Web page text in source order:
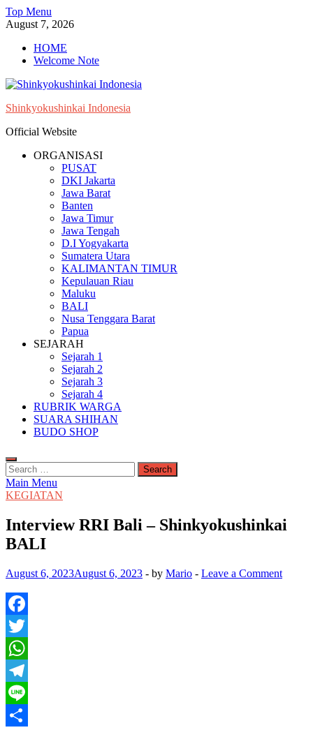
Skip
to
Top Menu
August 7, 2026
HOME
Welcome Note
Shinkyokushinkai Indonesia
Official Website
ORGANISASI
PUSAT
DKI Jakarta
Jawa Barat
Banten
Jawa Timur
Jawa Tengah
D.I Yogyakarta
Sumatera Utara
KALIMANTAN TIMUR
Kepulauan Riau
Maluku
BALI
Nusa Tenggara Barat
Papua
SEJARAH
Sejarah 1
Sejarah 2
Sejarah 3
Sejarah 4
RUBRIK WARGA
SUARA SHIHAN
BUDO SHOP
Search
for:
Main Menu
KEGIATAN
Interview RRI Bali – Shinkyokushinkai
BALI
August 6, 2023August 6, 2023 - by Mario - Leave a Comment
Facebook
Twitter
WhatsApp
Telegram
Line